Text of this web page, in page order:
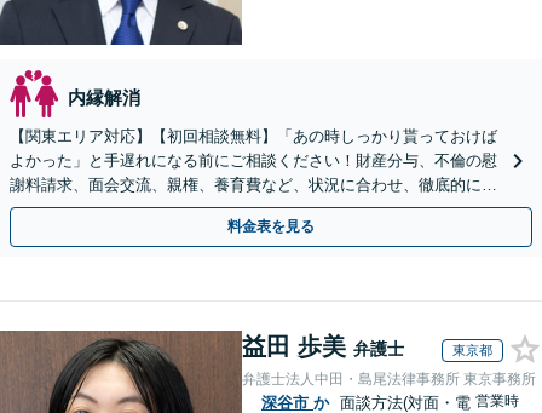
内縁解消
【関東エリア対応】【初回相談無料】「あの時しっかり貰っておけば
よかった」と手遅れになる前にご相談ください！財産分与、不倫の慰
謝料請求、面会交流、親権、養育費など、状況に合わせ、徹底的にサ
ポートいたします【弁護士歴17年以上】
料金表を見る
益田 歩美 弁護士 東京都
弁護士法人中田・島尾法律事務所 東京事務所
深谷市 か 面談方法(対面・電 営業時